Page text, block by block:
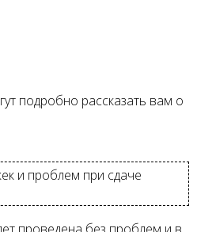
подробно рассказать вам о
и проблем при сдаче